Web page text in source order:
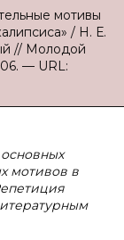
мотивы
/ Н. Е.
// Молодой
— URL:
мотивов в